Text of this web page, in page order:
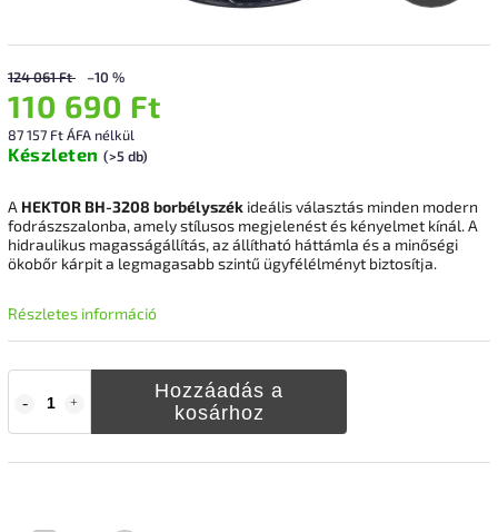
124 061 Ft –10 %
110 690 Ft
87 157 Ft ÁFA nélkül
Készleten (>5 db)
Hozzáadás a
kosárhoz
A HEKTOR BH-3208 borbélyszék ideális választás minden modern
fodrászszalonba, amely stílusos megjelenést és kényelmet kínál. A
hidraulikus magasságállítás, az állítható háttámla és a minőségi
ökobőr kárpit a legmagasabb szintű ügyfélélményt biztosítja.
Részletes információ